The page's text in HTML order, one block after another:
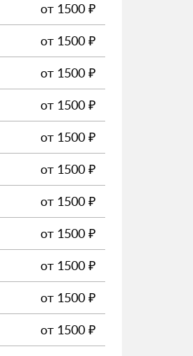
от 1500 ₽
от 1500 ₽
от 1500 ₽
от 1500 ₽
от 1500 ₽
от 1500 ₽
от 1500 ₽
от 1500 ₽
от 1500 ₽
от 1500 ₽
от 1500 ₽